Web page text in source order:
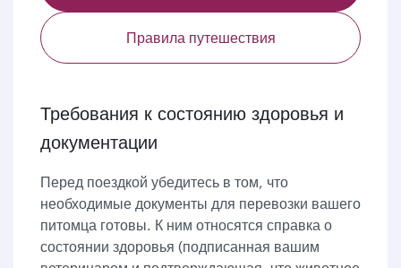
Правила путешествия
Требования к состоянию здоровья и
документации
Перед поездкой убедитесь в том, что
необходимые документы для перевозки вашего
питомца готовы. К ним относятся справка о
состоянии здоровья (подписанная вашим